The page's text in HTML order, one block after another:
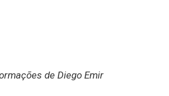
de Diego Emir